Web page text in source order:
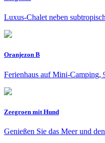
Luxus-Chalet neben
Oranjezon B
Ferienhaus auf Mini-Camping,
Zeegroen mit Hund
Genießen Sie das Meer und